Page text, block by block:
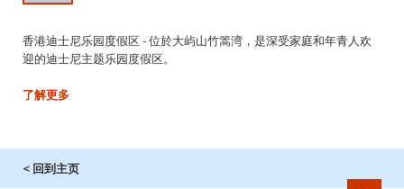
香港迪士尼乐园度假区 - 位於大屿山竹篙湾，是深受家庭和年青人欢
迎的迪士尼主题乐园度假区。
了解更多
< 回到主页